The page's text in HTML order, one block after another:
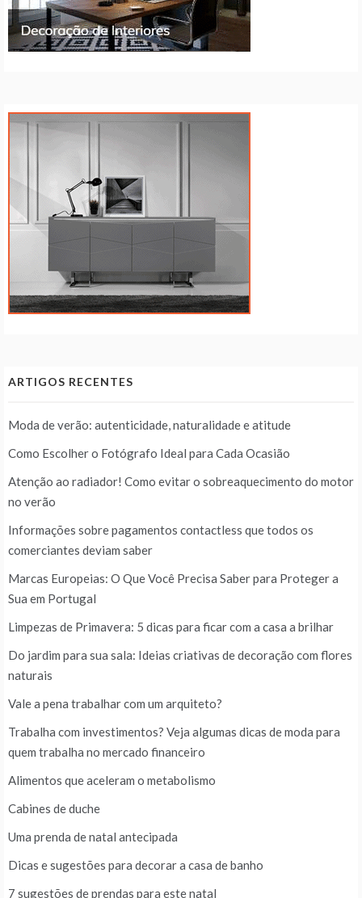
ARTIGOS RECENTES
Moda de verão: autenticidade, naturalidade e atitude
Como Escolher o Fotógrafo Ideal para Cada Ocasião
Atenção ao radiador! Como evitar o sobreaquecimento do motor
no verão
Informações sobre pagamentos contactless que todos os
comerciantes deviam saber
Marcas Europeias: O Que Você Precisa Saber para Proteger a
Sua em Portugal
Limpezas de Primavera: 5 dicas para ficar com a casa a brilhar
Do jardim para sua sala: Ideias criativas de decoração com flores
naturais
Vale a pena trabalhar com um arquiteto?
Trabalha com investimentos? Veja algumas dicas de moda para
quem trabalha no mercado financeiro
Alimentos que aceleram o metabolismo
Cabines de duche
Uma prenda de natal antecipada
Dicas e sugestões para decorar a casa de banho
7 sugestões de prendas para este natal